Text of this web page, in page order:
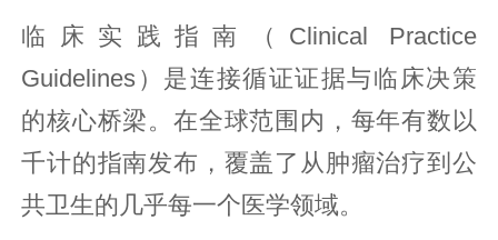
临床实践指南（Clinical Practice
Guidelines）是连接循证证据与临床决策
的核心桥梁。在全球范围内，每年有数以
千计的指南发布，覆盖了从肿瘤治疗到公
共卫生的几乎每一个医学领域。